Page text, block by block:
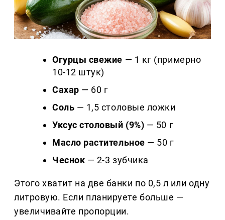
Огурцы свежие — 1 кг (примерно
10-12 штук)
Сахар — 60 г
Соль — 1,5 столовые ложки
Уксус столовый (9%) — 50 г
Масло растительное — 50 г
Чеснок — 2-3 зубчика
Этого хватит на две банки по 0,5 л или одну
литровую. Если планируете больше —
увеличивайте пропорции.